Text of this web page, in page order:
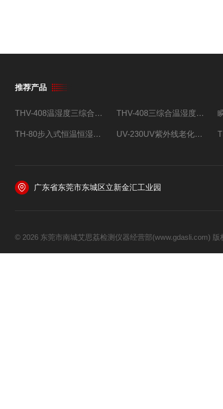
推荐产品
THV-408温湿度三综合试验箱 THV-408三综合温湿度振动试验箱
TH-80步入式恒温恒湿试验房 UV-230UV紫外线老化试验箱
广东省东莞市东城区立新金汇工业园
© 2026 东莞市南城艾思荔检测仪器经营部(www.gdasli.com)